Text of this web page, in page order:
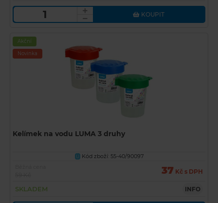
KOUPIT
Akční
Novinka
Kelímek na vodu LUMA 3 druhy
U Kód zboží: 55-40/90097
37 Kč s DPH
SKLADEM INFO